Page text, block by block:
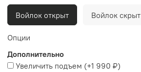
Войлок открыт Войлок скрыт
Опции
Дополнительно
Увеличить подъем (+1 990 ₽)